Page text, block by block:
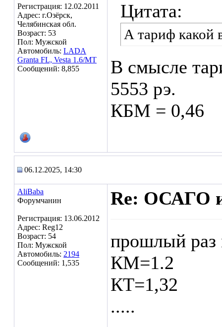
Регистрация: 12.02.2011
Адрес: г.Озёрск,
Челябинская обл.
Возраст: 53
Пол: Мужской
Автомобиль: LADA
Granta FL, Vesta 1.6/МТ
Сообщений: 8,855
Цитата:
А тариф какой
В смысле
5553 рэ.
КБМ = 0,46
06.12.2025, 14:30
AliBaba
Форумчанин
Регистрация: 13.06.2012
Адрес: Reg12
Возраст: 54
Пол: Мужской
Автомобиль: 2194
Сообщений: 1,535
Re: ОСАГО
прошлый
КМ=1.2
КТ=1,32
.....